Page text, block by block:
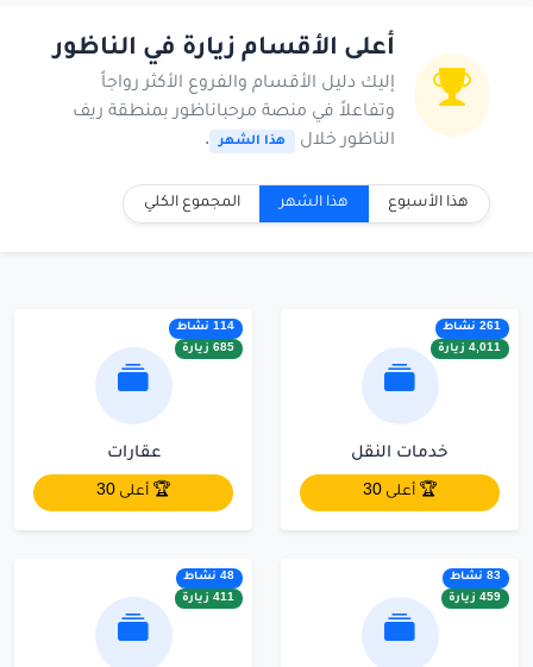
أعلى الأقسام زيارة في الناظور
إليك دليل الأقسام والفروع الأكثر رواجاً
وتفاعلاً في منصة مرحباناظور بمنطقة ريف
الناظور خلال
هذا الشهر .
هذا الأسبوع هذا الشهر المجموع الكلي
261 نشاط
4,011 زيارة
خدمات النقل
🏆 أعلى 30
114 نشاط
685 زيارة
عقارات
🏆 أعلى 30
83 نشاط
459 زيارة
48 نشاط
411 زيارة